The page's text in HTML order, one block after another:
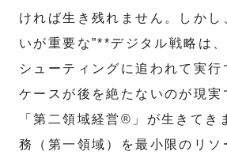
ければ生き残れません。しかし
いが重要な”**デジタル戦略は
シューティングに追われて実行
ケースが後を絶たないのが現実
「第二領域経営®」が生きてき
務（第一領域）を最小限のリソ